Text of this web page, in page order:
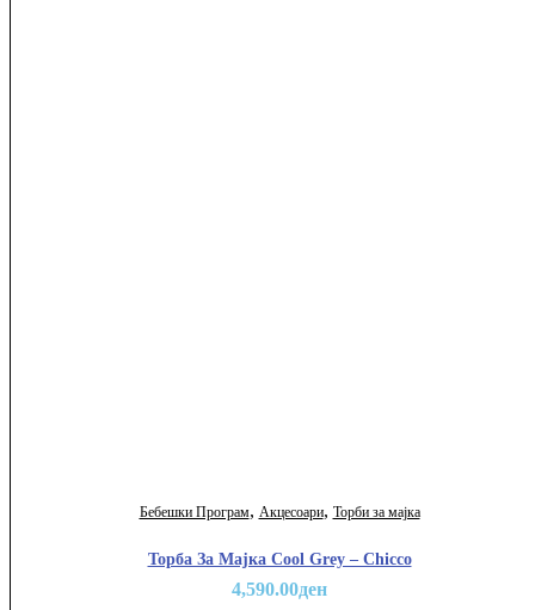
Бебешки Програм, Акцесоари, Торби за мајка
Торба За Мајка Cool Grey – Chicco
4,590.00ден